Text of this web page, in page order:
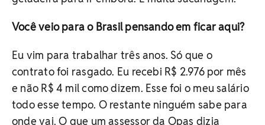
Você veio para o Brasil pensando em ficar aqui?
Eu vim para trabalhar três anos. Só que o
contrato foi rasgado. Eu recebi R$ 2.976 por mês
e não R$ 4 mil como dizem. Esse foi o meu salário
todo esse tempo. O restante ninguém sabe para
onde vai. O que um assessor da Opas dizia